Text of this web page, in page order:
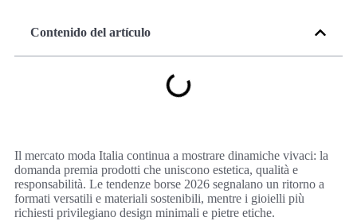
Contenido del artículo
Il mercato moda Italia continua a mostrare dinamiche vivaci: la
domanda premia prodotti che uniscono estetica, qualità e
responsabilità. Le tendenze borse 2026 segnalano un ritorno a
formati versatili e materiali sostenibili, mentre i gioielli più
richiesti privilegiano design minimali e pietre etiche.